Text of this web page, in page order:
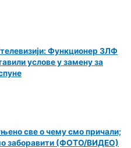
Функционер ЗЛФ
услове у замену за
све о чему смо причали;
заборавити (ФОТО/ВИДЕО)